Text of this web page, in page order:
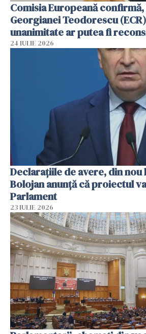
Comisia Europeană
Georgianei Teodorescu
unanimitate ar putea fi
24 IULIE 2026
Declarațiile de avere, din nou
Bolojan anunță că proiectul
Parlament
23 IULIE 2026